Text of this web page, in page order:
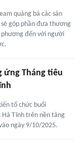
quảng bá các sản
sẽ góp phần đưa thương
phương đến với người
ứng Tháng tiêu
tổ chức buổi
Hà Tĩnh trên nền tảng
ngày 9/10/2025.